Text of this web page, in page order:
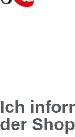
Ich
der